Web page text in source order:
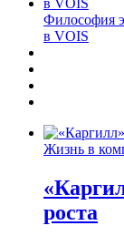
Философия
в VOIS
Жизнь в
роста